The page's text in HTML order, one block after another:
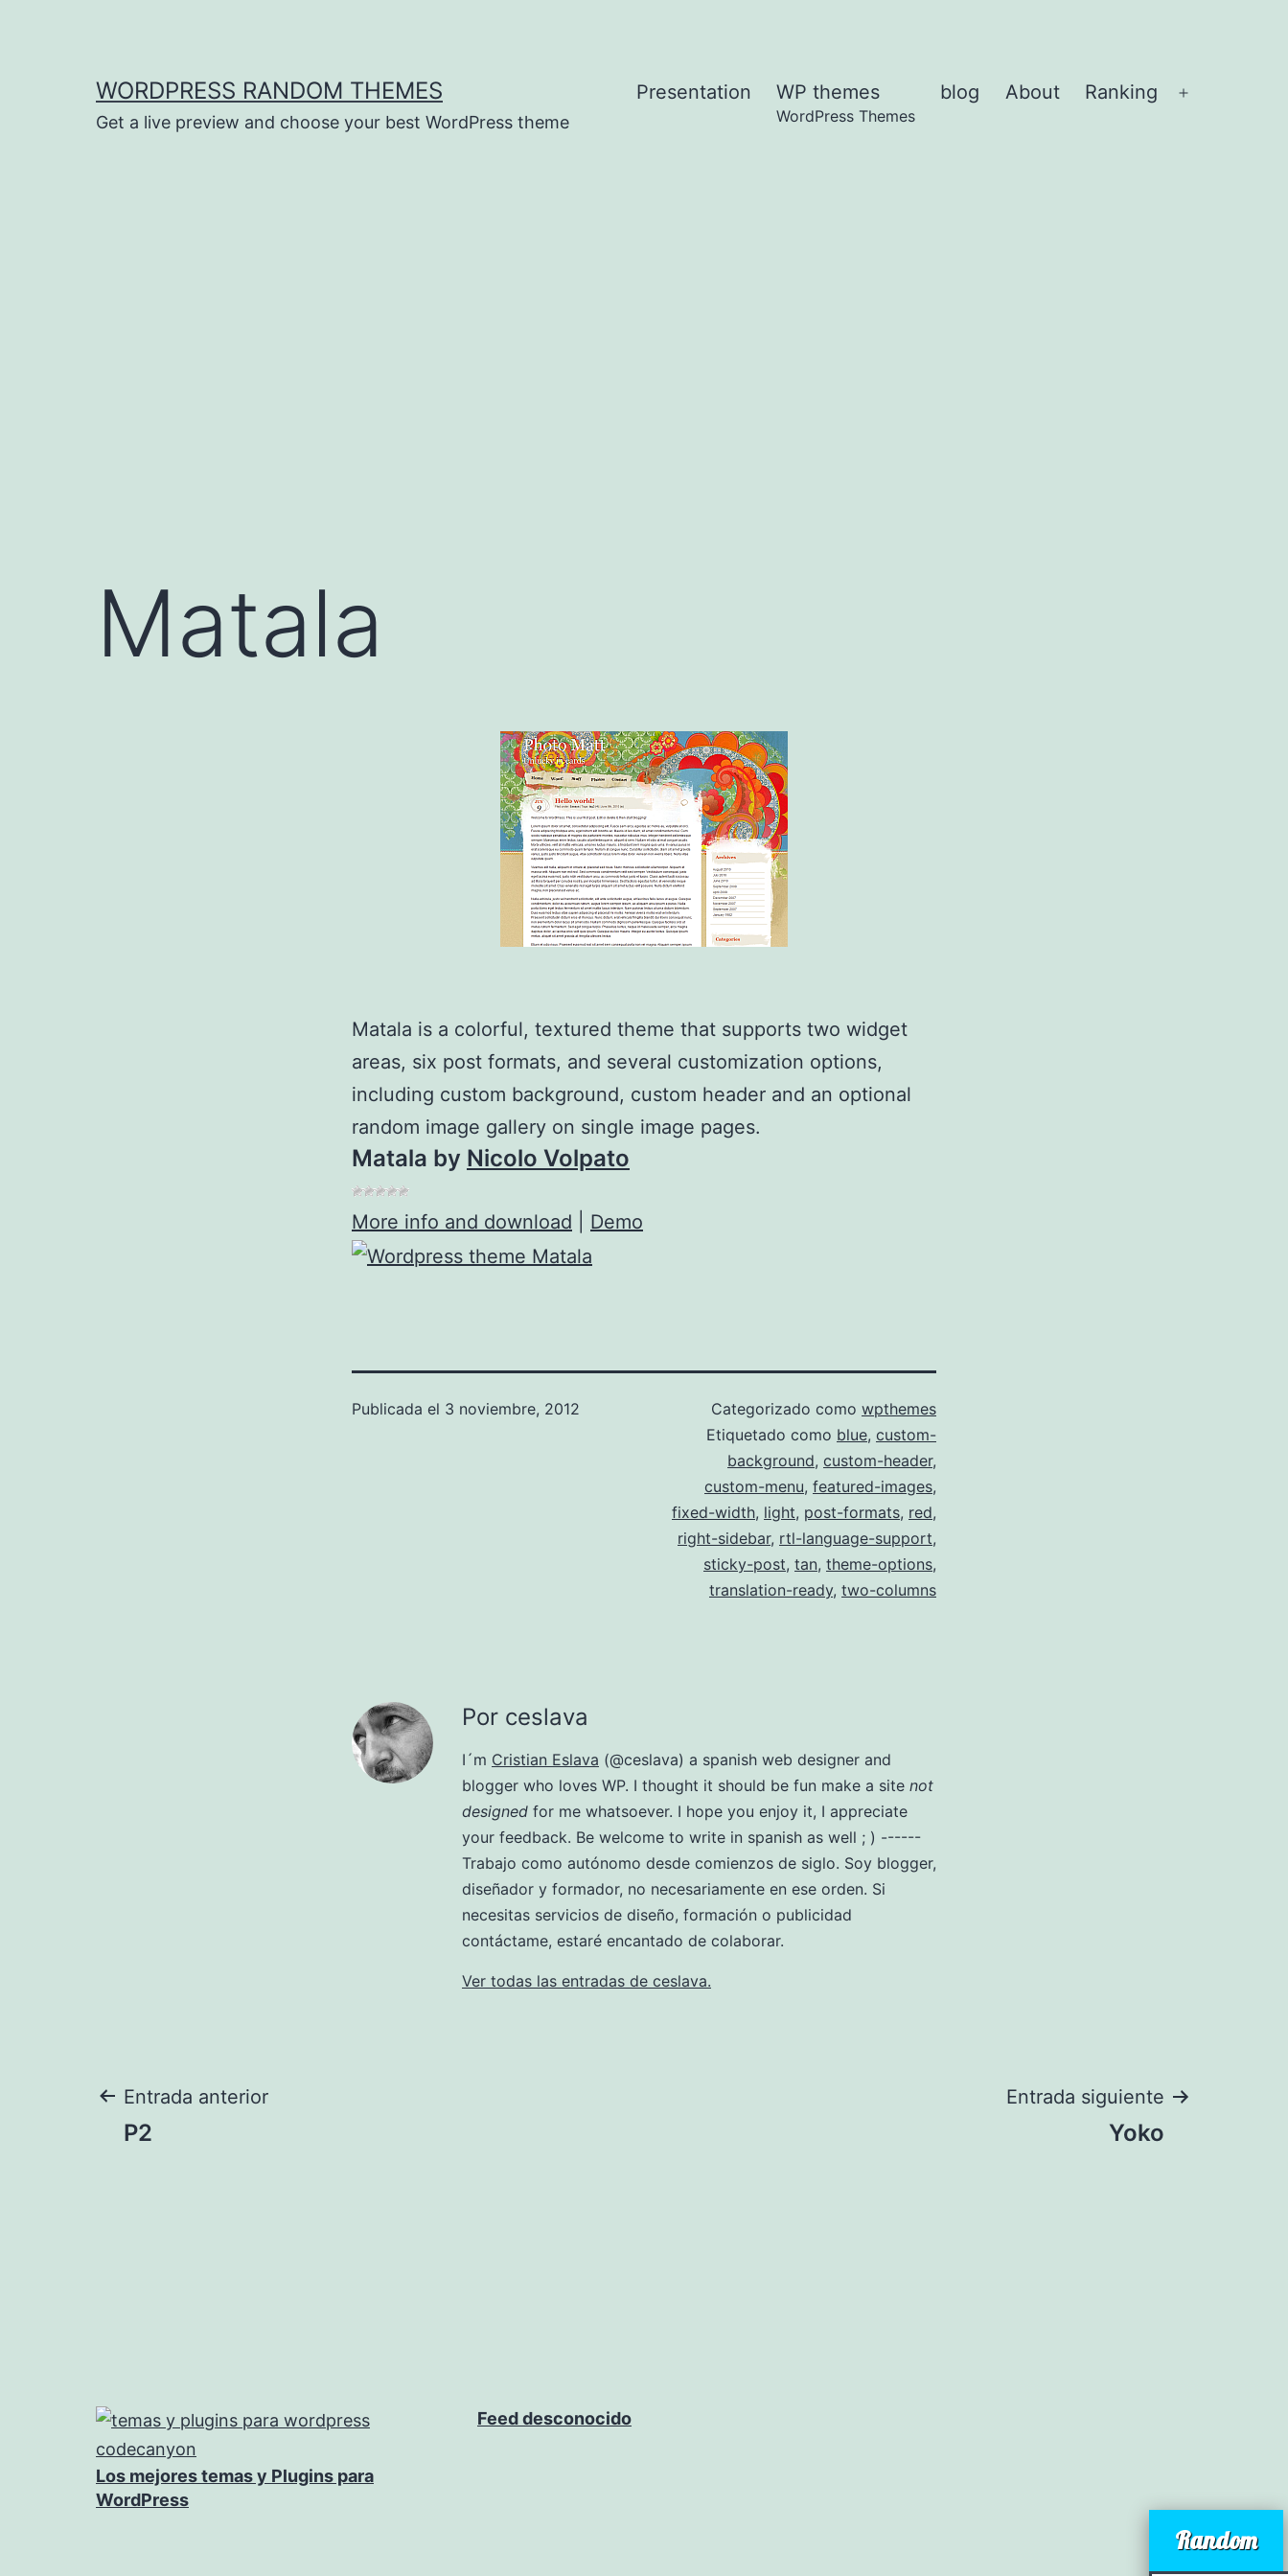
WORDPRESS RANDOM THEMES
Get a live preview and choose your best WordPress theme
Presentation WP themes
WordPress Themes
blog About Ranking
Matala
Matala is a colorful, textured theme that supports two widget
areas, six post formats, and several customization options,
including custom background, custom header and an optional
random image gallery on single image pages.
Matala by Nicolo Volpato
More info and download Demo
Publicada el 3 noviembre, 2012 Categorizado como wpthemes
Etiquetado como blue, custom-
background, custom-header,
custom-menu, featured-images,
fixed-width, light, post-formats, red,
right-sidebar, rtl-language-support,
sticky-post, tan, theme-options,
translation-ready, two-columns
Por ceslava
I´m Cristian Eslava (@ceslava) a spanish web designer and
blogger who loves WP. I thought it should be fun make a site not
designed for me whatsoever. I hope you enjoy it, I appreciate
your feedback. Be welcome to write in spanish as well ; ) ------
Trabajo como autónomo desde comienzos de siglo. Soy blogger,
diseñador y formador, no necesariamente en ese orden. Si
necesitas servicios de diseño, formación o publicidad
contáctame, estaré encantado de colaborar.
Ver todas las entradas de ceslava.
Navegación
Entrada anterior
P2
Entrada siguiente
Yoko
Los mejores temas y Plugins para
WordPress
Feed desconocido
Random